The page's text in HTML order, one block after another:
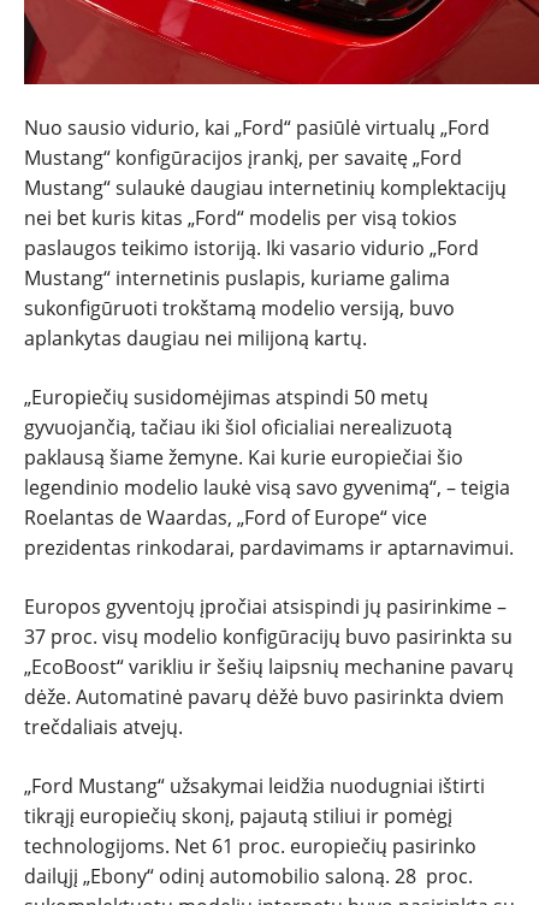
Nuo sausio vidurio, kai „Ford“ pasiūlė virtualų „Ford
Mustang“ konfigūracijos įrankį, per savaitę „Ford
Mustang“ sulaukė daugiau internetinių komplektacijų
nei bet kuris kitas „Ford“ modelis per visą tokios
paslaugos teikimo istoriją. Iki vasario vidurio „Ford
Mustang“ internetinis puslapis, kuriame galima
sukonfigūruoti trokštamą modelio versiją, buvo
aplankytas daugiau nei milijoną kartų.
„Europiečių susidomėjimas atspindi 50 metų
gyvuojančią, tačiau iki šiol oficialiai nerealizuotą
paklausą šiame žemyne. Kai kurie europiečiai šio
legendinio modelio laukė visą savo gyvenimą“, – teigia
Roelantas de Waardas, „Ford of Europe“ vice
prezidentas rinkodarai, pardavimams ir aptarnavimui.
Europos gyventojų įpročiai atsispindi jų pasirinkime –
37 proc. visų modelio konfigūracijų buvo pasirinkta su
„EcoBoost“ varikliu ir šešių laipsnių mechanine pavarų
dėže. Automatinė pavarų dėžė buvo pasirinkta dviem
trečdaliais atvejų.
„Ford Mustang“ užsakymai leidžia nuodugniai ištirti
tikrąjį europiečių skonį, pajautą stiliui ir pomėgį
technologijoms. Net 61 proc. europiečių pasirinko
dailųjį „Ebony“ odinį automobilio saloną. 28 proc.